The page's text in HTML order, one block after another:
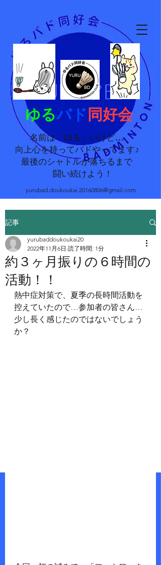
ゆるバド 同好会
名前は「ゆる」いけど…
向上心を持ってバドやってます♪
最後のシャトルが落ちるまで
闘い続けよう！
yurubad.doukoukai.20160806@gmail.com
記事
約３ヶ月振りの６時間の
活動！！
yurubaddoukoukai20
2022年11月6日 読了時間: 1分
熱中症対策で、夏季の長時間活動を
控えていたので…参加者の皆さん…
少し長く感じたのではないでしょう
か？